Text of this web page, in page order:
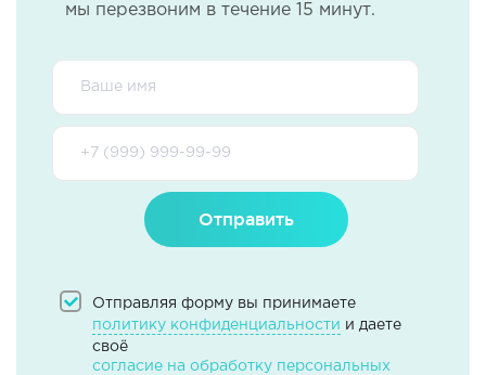
мы перезвоним в течение 15 минут.
Отправить
Отправляя форму вы принимаете
политику конфиденциальности и даете
своё
согласие на обработку персональных